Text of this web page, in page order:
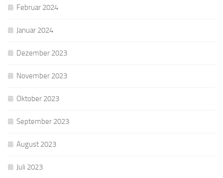
Februar 2024
Januar 2024
Dezember 2023
November 2023
Oktober 2023
September 2023
August 2023
Juli 2023